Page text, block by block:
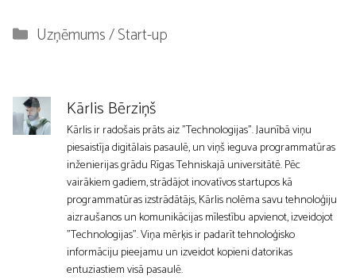
Kategorijas
Uzņēmums / Start-up
Kārlis Bērziņš
Kārlis ir radošais prāts aiz "Technologijas". Jaunībā viņu
piesaistīja digitālais pasaulē, un viņš ieguva programmatūras
inženierijas grādu Rīgas Tehniskajā universitātē. Pēc
vairākiem gadiem, strādājot inovatīvos startupos kā
programmatūras izstrādātājs, Kārlis nolēma savu tehnoloģiju
aizraušanos un komunikācijas mīlestību apvienot, izveidojot
"Technologijas". Viņa mērķis ir padarīt tehnoloģisko
informāciju pieejamu un izveidot kopieni datorikas
entuziastiem visā pasaulē.